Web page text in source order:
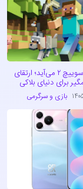
ماینکرفت به سوییچ ۲ می‌آید؛ ارتقای
برای دنیای بلاکی
بازی و سرگرمی